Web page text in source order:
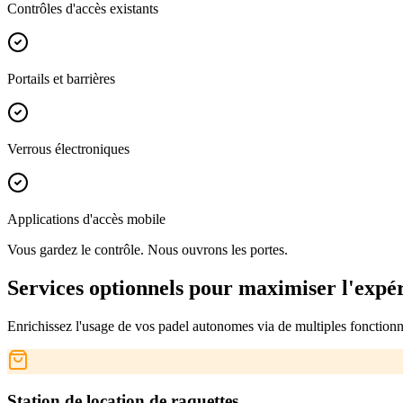
Contrôles d'accès existants
Portails et barrières
Verrous électroniques
Applications d'accès mobile
Vous gardez le contrôle. Nous ouvrons les portes.
Services optionnels pour maximiser
Enrichissez l'usage de vos padel autonomes via de multiples